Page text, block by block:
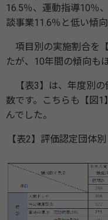
16.5％、運動指導10％
談事業11.6％と低い傾向
項目別の実施割合を
たが、10年間の傾向も
【表3】は、年度別の
数です。こちらも【図
んでした。
【表2】評価認定団体